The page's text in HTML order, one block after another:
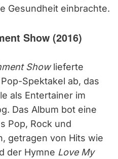
Gesundheit einbrachte.
Show (2016)
Showlieferte
Spektakel ab, das
als Entertainer im
Das Album bot eine
Pop, Rock und
getragen von Hits wie
der Hymne Love My